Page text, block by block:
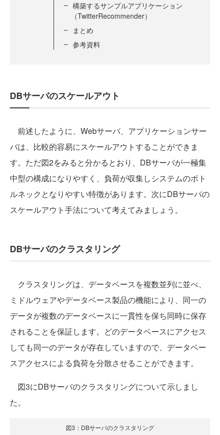
構築するサンプルアプリケーション
（TwitterRecommender）
まとめ
参考資料
DBサーバのスケールアウト
前述したように、Webサーバ、アプリケーションサー
バは、比較的容易にスケールアウトすることができま
す。ただ図2をみると分かるとおり、DBサーバが一極集
中型の構成になりやすく、負荷が収集しシステムのボト
ルネックとなりやすい特徴があります。次にDBサーバの
スケールアウト手法について考えてみましょう。
DBサーバのクラスタリング
クラスタリングは、データベースを複数並列に並べ、
ミドルウェアやデータベース製品の機能により、同一の
データが複数のデータベースに一貫性を保ち同時に保存
されることを保証します。どのデータベースにアクセス
しても同一のデータが存在していますので、データベー
スアクセスによる負荷を分散させることができます。
図3にDBサーバのクラスタリングについて示しまし
た。
図3：DBサーバのクラスタリング